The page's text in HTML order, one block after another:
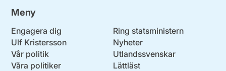
Meny
Engagera dig
Ulf Kristersson
Vår politik
Våra politiker
Ring statsministern
Nyheter
Utlandssvenskar
Lättläst